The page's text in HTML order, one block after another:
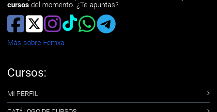
cursos del momento. ¿Te apuntas?
Más sobre Femxa
Cursos:
MI PERFIL